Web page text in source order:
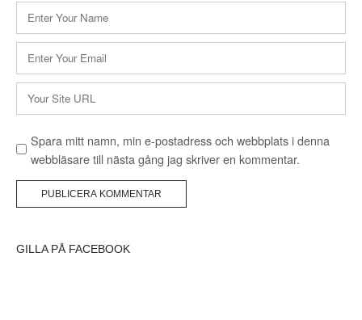
Namn
* Webbplats
Spara mitt namn, min e-postadress och webbplats i denna
webbläsare till nästa gång jag skriver en kommentar.
GILLA PÅ FACEBOOK